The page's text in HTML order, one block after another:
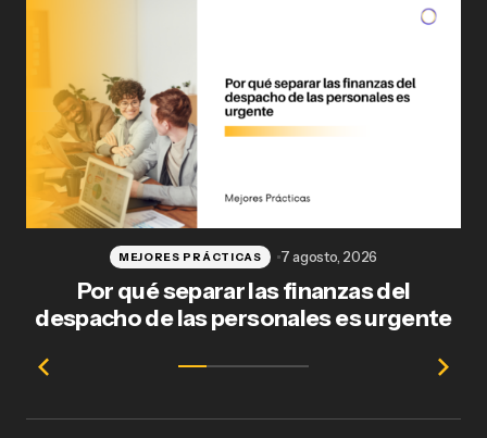
Por qué separar las finanzas del
despacho de las personales es urgente
MEJORES PRÁCTICAS 7 agosto, 2026